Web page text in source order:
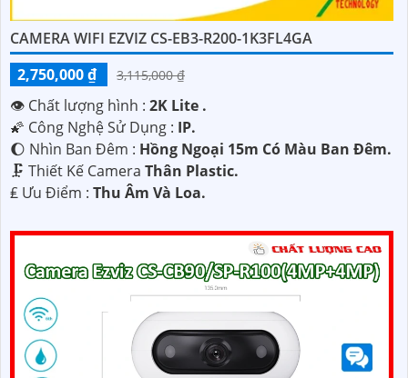
CAMERA WIFI EZVIZ CS-EB3-R200-1K3FL4GA
2,750,000 ₫
3,115,000 ₫
👁 Chất lượng hình : 2K Lite .
🌠 Công Nghệ Sử Dụng : IP.
🌔 Nhìn Ban Đêm : Hồng Ngoại 15m Có Màu Ban Ðêm.
🗜️ Thiết Kế Camera Thân Plastic.
️₤ Ưu Điểm : Thu Âm Và Loa.